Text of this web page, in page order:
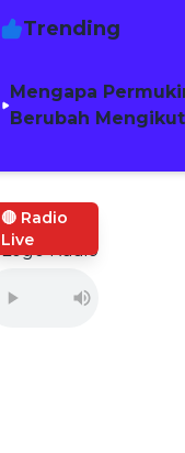
Trending
Mengapa
Berubah
🔴 Radio
Live